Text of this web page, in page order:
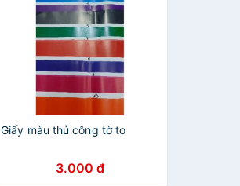
Giấy màu thủ công tờ to
3.000 đ